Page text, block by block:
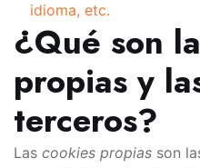
idioma, etc.
¿Qué son
propias y
terceros?
Las cookies propias son